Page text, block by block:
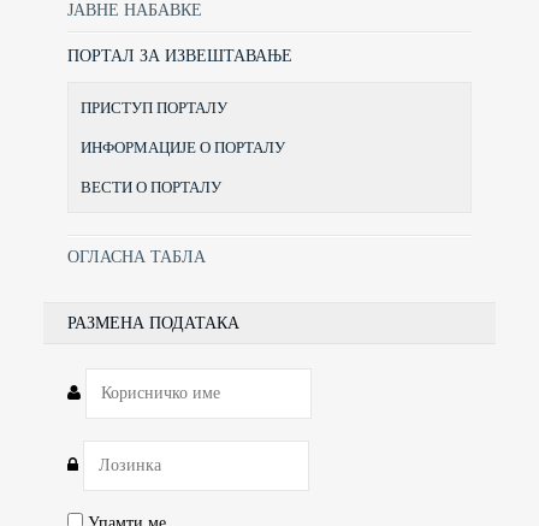
ЈАВНЕ НАБАВКЕ
ПОРТАЛ ЗА ИЗВЕШТАВАЊЕ
ПРИСТУП ПОРТАЛУ
ИНФОРМАЦИЈЕ О ПОРТАЛУ
ВЕСТИ О ПОРТАЛУ
ОГЛАСНА ТАБЛА
РАЗМЕНА ПОДАТАКА